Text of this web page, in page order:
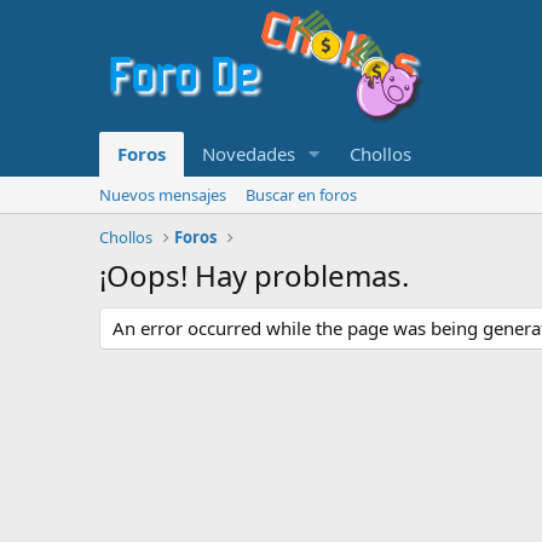
Foros Novedades Chollos
Nuevos mensajes
Buscar en foros
Chollos
Foros
¡Oops! Hay problemas.
An error occurred while the page was being